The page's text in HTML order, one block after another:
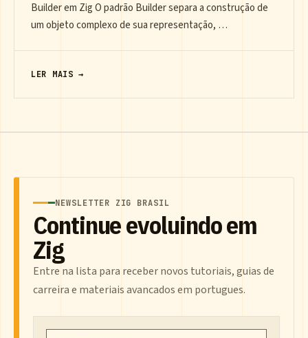
Builder em Zig O padrão Builder separa a construção de
um objeto complexo de sua representação, …
LER MAIS →
NEWSLETTER ZIG BRASIL
Continue evoluindo em
Zig
Entre na lista para receber novos tutoriais, guias de
carreira e materiais avancados em portugues.